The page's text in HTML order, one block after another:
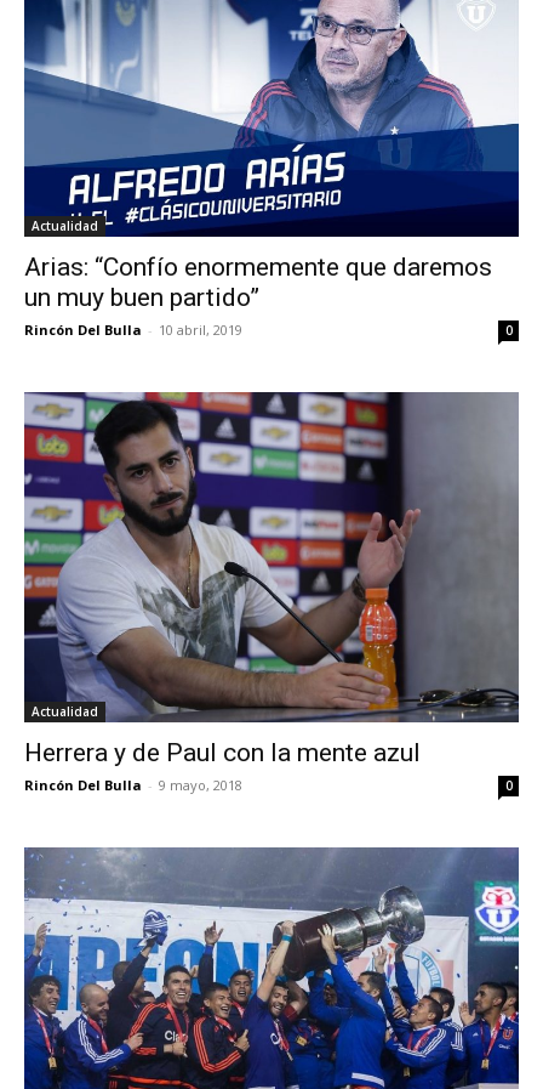
Actualidad
Arias: “Confío enormemente que daremos
un muy buen partido”
Rincón Del Bulla - 10 abril, 2019 0
Actualidad
Herrera y de Paul con la mente azul
Rincón Del Bulla - 9 mayo, 2018 0